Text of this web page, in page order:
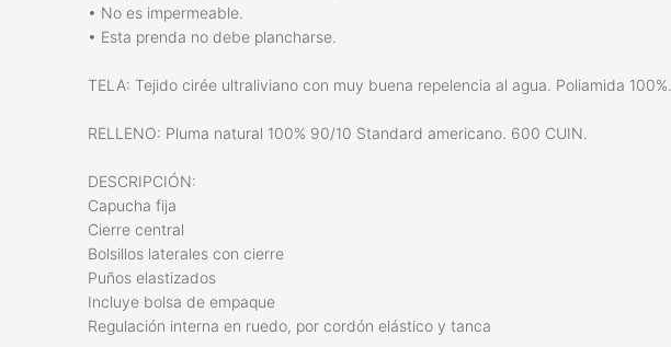
• No es impermeable.
• Esta prenda no debe plancharse.
TELA: Tejido cirée ultraliviano con muy buena repelencia al agua. Poliamida 100%.
RELLENO: Pluma natural 100% 90/10 Standard americano. 600 CUIN.
DESCRIPCIÓN:
Capucha fija
Cierre central
Bolsillos laterales con cierre
Puños elastizados
Incluye bolsa de empaque
Regulación interna en ruedo, por cordón elástico y tanca